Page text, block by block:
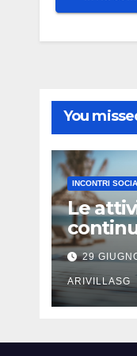
You
INCONTRI
Le
!!!29
ARIVILLASG